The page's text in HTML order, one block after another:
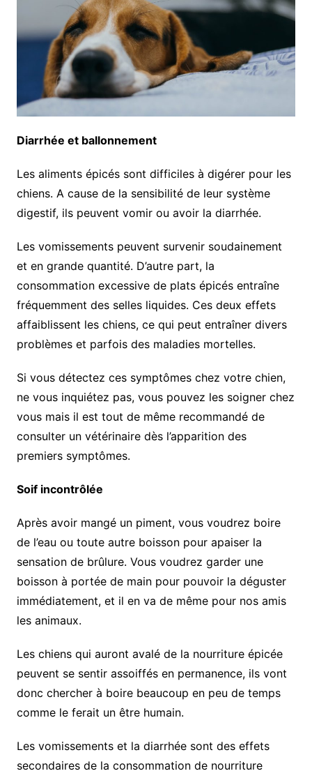
Diarrhée et ballonnement
Les aliments épicés sont difficiles à digérer pour les
chiens. A cause de la sensibilité de leur système
digestif, ils peuvent vomir ou avoir la diarrhée.
Les vomissements peuvent survenir soudainement
et en grande quantité. D’autre part, la
consommation excessive de plats épicés entraîne
fréquemment des selles liquides. Ces deux effets
affaiblissent les chiens, ce qui peut entraîner divers
problèmes et parfois des maladies mortelles.
Si vous détectez ces symptômes chez votre chien,
ne vous inquiétez pas, vous pouvez les soigner chez
vous mais il est tout de même recommandé de
consulter un vétérinaire dès l’apparition des
premiers symptômes.
Soif incontrôlée
Après avoir mangé un piment, vous voudrez boire
de l’eau ou toute autre boisson pour apaiser la
sensation de brûlure. Vous voudrez garder une
boisson à portée de main pour pouvoir la déguster
immédiatement, et il en va de même pour nos amis
les animaux.
Les chiens qui auront avalé de la nourriture épicée
peuvent se sentir assoiffés en permanence, ils vont
donc chercher à boire beaucoup en peu de temps
comme le ferait un être humain.
Les vomissements et la diarrhée sont des effets
secondaires de la consommation de nourriture